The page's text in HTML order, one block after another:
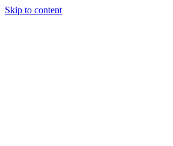
Skip to content